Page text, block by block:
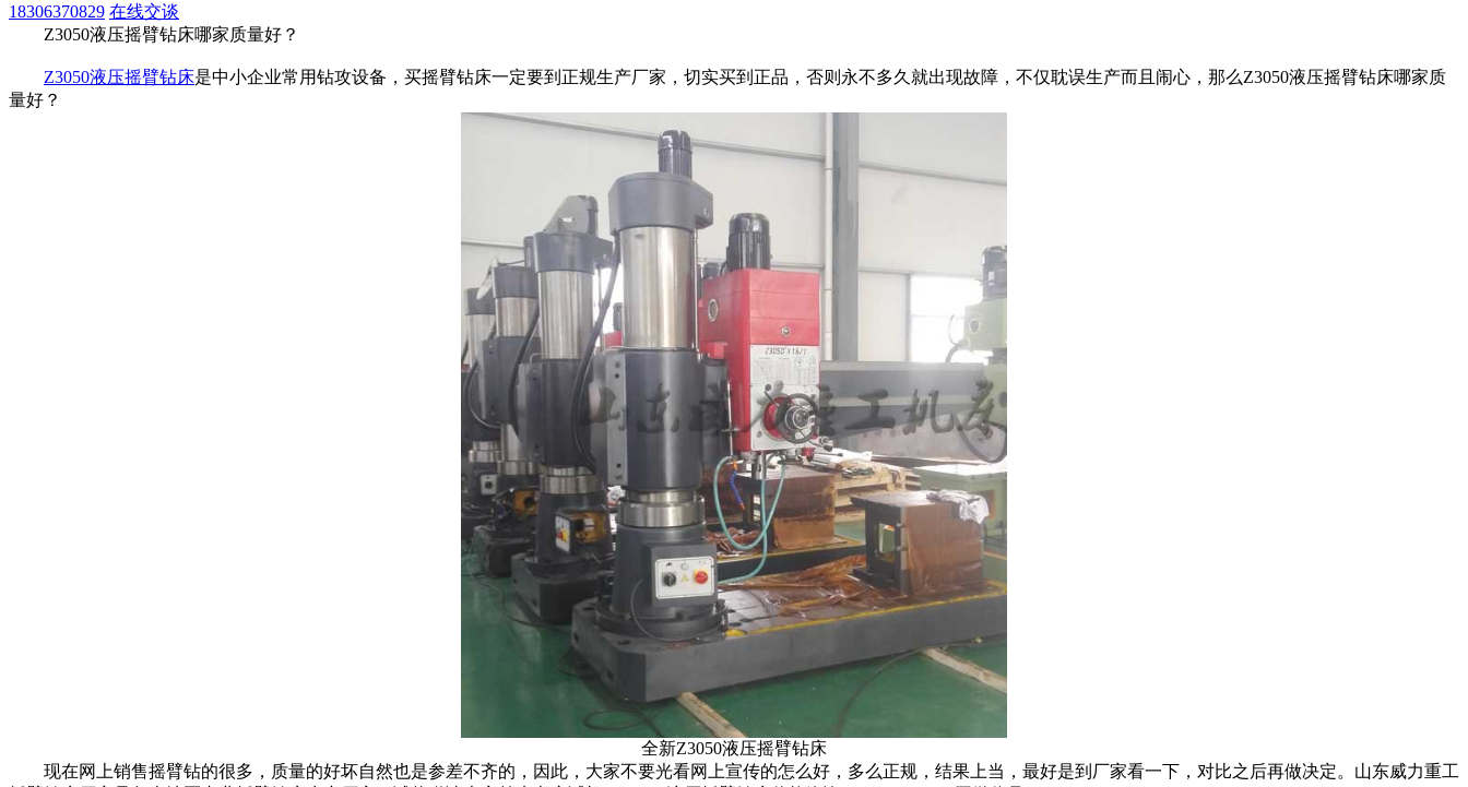
18306370829 在线交谈
Z3050液压摇臂钻床哪家质量好？
Z3050液压摇臂钻床是中小企业常用钻攻设备，买摇臂钻床一定要到正规生产厂家，切实买到正品，否则永不多久就出现故障，不仅耽误生产而且闹心，那么Z3050液压摇臂钻床哪家质
量好？
全新Z3050液压摇臂钻床
现在网上销售摇臂钻的很多，质量的好坏自然也是参差不齐的，因此，大家不要光看网上宣传的怎么好，多么正规，结果上当，最好是到厂家看一下，对比之后再做决定。山东威力重工